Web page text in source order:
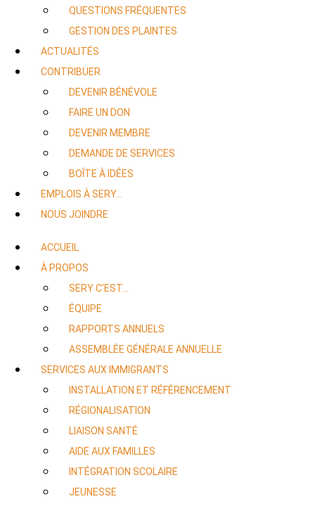
QUESTIONS FRÉQUENTES
GESTION DES PLAINTES
ACTUALITÉS
CONTRIBUER
DEVENIR BÉNÉVOLE
FAIRE UN DON
DEVENIR MEMBRE
DEMANDE DE SERVICES
BOÎTE À IDÉES
EMPLOIS À SERY…
NOUS JOINDRE
ACCUEIL
À PROPOS
SERY C’EST…
ÉQUIPE
RAPPORTS ANNUELS
ASSEMBLÉE GÉNÉRALE ANNUELLE
SERVICES AUX IMMIGRANTS
INSTALLATION ET RÉFÉRENCEMENT
RÉGIONALISATION
LIAISON SANTÉ
AIDE AUX FAMILLES
INTÉGRATION SCOLAIRE
JEUNESSE